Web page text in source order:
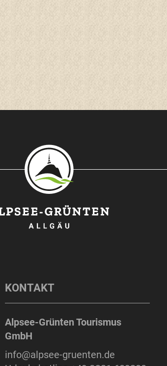
KONTAKT
Alpsee-Grünten Tourismus
GmbH
info@alpsee-gruenten.de